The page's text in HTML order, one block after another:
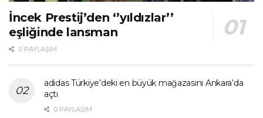
İncek Prestij’den ‘’yıldızlar’’
eşliğinde lansman
0 PAYLAŞIM
adidas Türkiye’deki en büyük mağazasını Ankara’da
açtı
0 PAYLAŞIM